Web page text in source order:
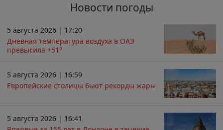
Новости погоды
5 августа 2026 | 17:20
Дневная температура воздуха в ОАЭ
превысила +51°
5 августа 2026 | 16:59
Европейские столицы бьют рекорды жары
5 августа 2026 | 16:41